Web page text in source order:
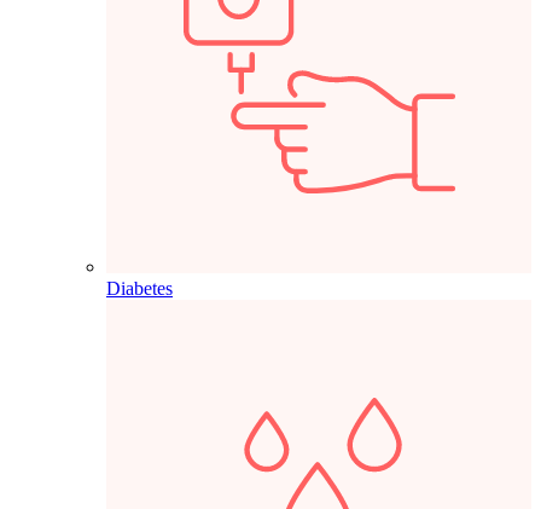
Diabetes